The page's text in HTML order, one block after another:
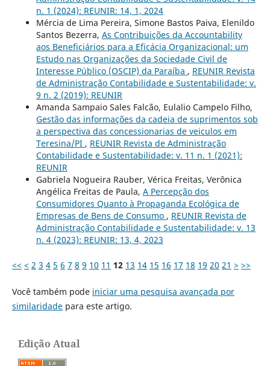
n. 1 (2024): REUNIR: 14, 1, 2024
Mércia de Lima Pereira, Simone Bastos Paiva, Elenildo
Santos Bezerra, As Contribuições da Accountability
aos Beneficiários para a Eficácia Organizacional: um
Estudo nas Organizações da Sociedade Civil de
Interesse Público (OSCIP) da Paraíba , REUNIR Revista
de Administração Contabilidade e Sustentabilidade: v.
9 n. 2 (2019): REUNIR
Amanda Sampaio Sales Falcão, Eulalio Campelo Filho,
Gestão das informações da cadeia de suprimentos sob
a perspectiva das concessionarias de veiculos em
Teresina/PI , REUNIR Revista de Administração
Contabilidade e Sustentabilidade: v. 11 n. 1 (2021):
REUNIR
Gabriela Nogueira Rauber, Vérica Freitas, Verônica
Angélica Freitas de Paula, A Percepção dos
Consumidores Quanto à Propaganda Ecológica de
Empresas de Bens de Consumo , REUNIR Revista de
Administração Contabilidade e Sustentabilidade: v. 13
n. 4 (2023): REUNIR: 13, 4, 2023
<< < 2 3 4 5 6 7 8 9 10 11 12 13 14 15 16 17 18 19 20 21 > >>
Você também pode iniciar uma pesquisa avançada por
similaridadepara este artigo.
Edição Atual